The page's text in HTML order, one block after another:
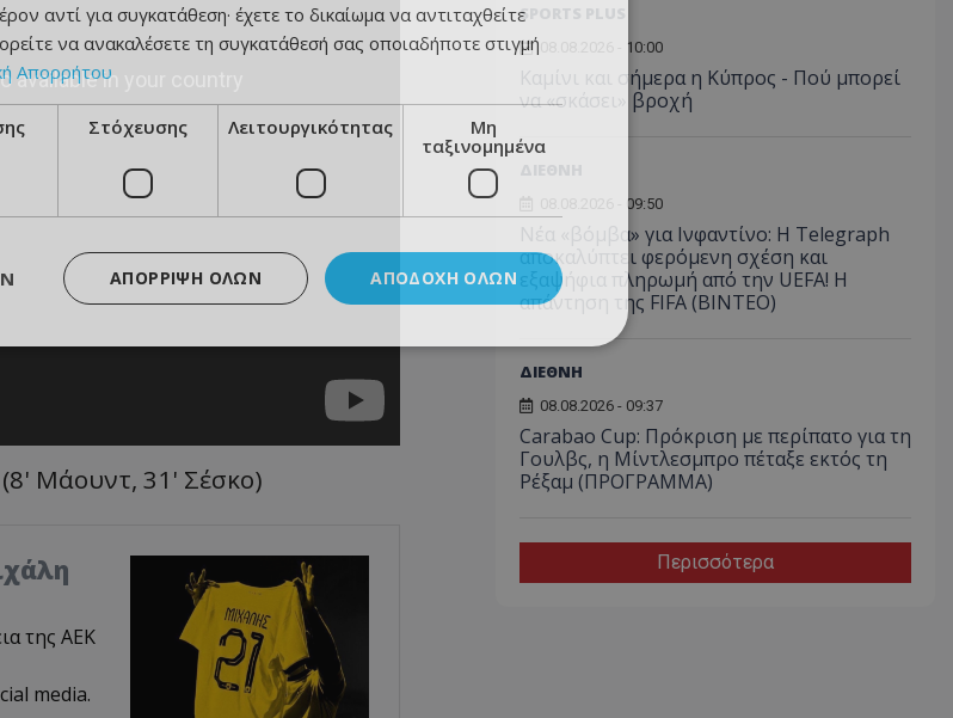
Μάουντ, 31' Σέσκο)
της ΑΕΚ
media.
SPORTS PLUS
08.08.2026 - 10:00
Καμίνι και σήμερα η Κύπρος - Πού μπορεί
να «σκάσει» βροχή
08.08.2026 - 09:50
Νέα «βόμβα» για Ινφαντίνο: Η Telegraph
αποκαλύπτει φερόμενη σχέση και
εξαψήφια πληρωμή από την UEFA! Η
απάντηση της FIFA (ΒΙΝΤΕΟ)
ΔΙΕΘΝΗ
08.08.2026 - 09:37
Carabao Cup: Πρόκριση με περίπατο για τη
Γουλβς, η Μίντλεσμπρο πέταξε εκτός τη
Ρέξαμ (ΠΡΟΓΡΑΜΜΑ)
Περισσότερα
αντί για συγκατάθεση· έχετε το δικαίωμα να αντιταχθείτε
να ανακαλέσετε τη συγκατάθεσή σας οποιαδήποτε στιγμή
Απορρήτου
Στόχευσης Λειτουργικότητας
Μη
ταξινομημένα
ΑΠΟΔΟΧΉ ΌΛΩΝ
ΑΠΌΡΡΙΨΗ ΌΛΩΝ